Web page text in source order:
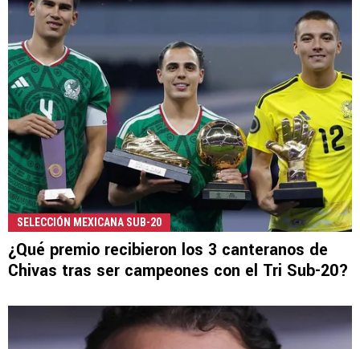
SELECCIÓN MEXICANA SUB-20
¿Qué premio recibieron los 3 canteranos de
Chivas tras ser campeones con el Tri Sub-20?